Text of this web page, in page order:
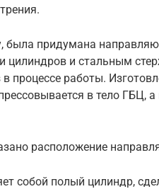
была придумана
цилиндров и стальным
процессе работы.
в тело ГБЦ,
расположение
собой полый цилиндр,